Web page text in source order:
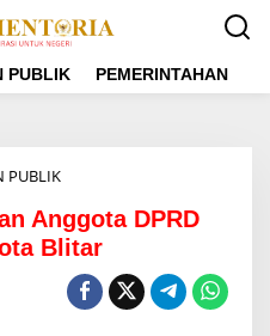
PUBLIK PEMERINTAHAN
PUBLIK
s
u
s
P
e
Anggota DPRD
Blitar